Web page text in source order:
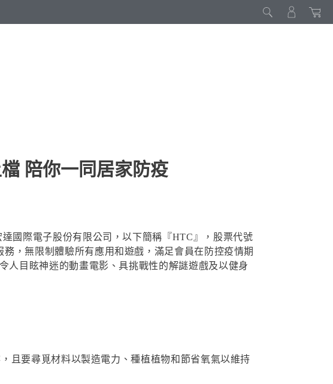
陪你一同居家防疫
國際電子股份有限公司，以下簡稱『HTC』，股票代號
，無限制體驗所有應用和遊戲，滿足會員在防控疫情期
人目眩神迷的動畫電影、具挑戰性的解謎遊戲及以健身
且要尋覓材料以製造電力、種植植物和節省氧氣以維持